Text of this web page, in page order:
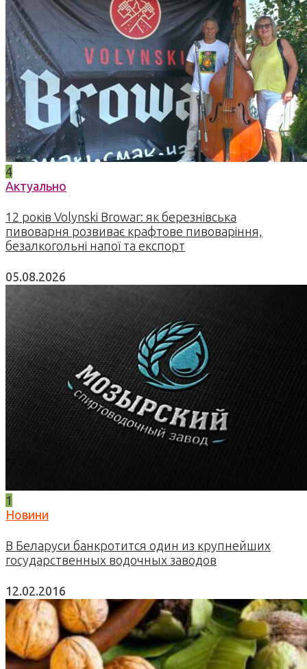
4
Актуально
12 років Volynski Browar: як березнівська
пивоварня розвиває крафтове пивоваріння,
безалкогольні напої та експорт
05.08.2026
1
Новини
В Беларуси банкротится один из крупнейших
государственных водочных заводов
12.02.2016